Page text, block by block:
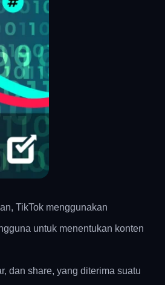
TikTok menggunakan
untuk menentukan konten
dan share, yang diterima suatu